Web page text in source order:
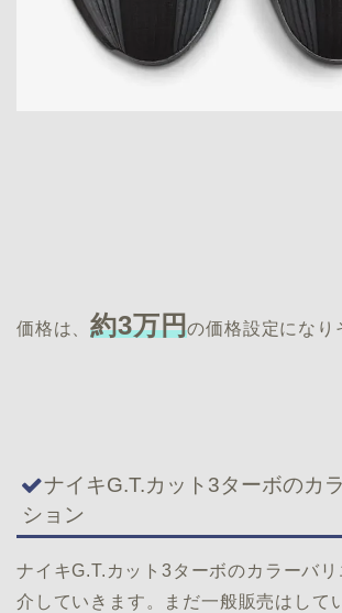
価格は、約3万円の価格設定になり
ナイキG.T.カット3ターボのカ
ション
ナイキG.T.カット3ターボのカラーバ
介していきます。まだ一般販売はして